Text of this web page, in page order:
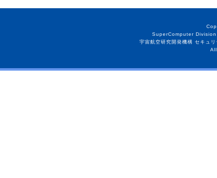
SuperComputer
宇宙航空研究開発機構 セキュ